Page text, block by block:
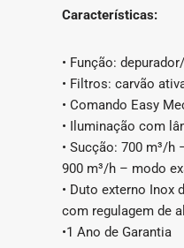
Características:
• Função:
• Filtros: carvão
• Comando Easy
• Iluminação com
• Sucção: 700 m³/h
900 m³/h – modo
• Duto externo
com regulagem de
•1 Ano de Garantia